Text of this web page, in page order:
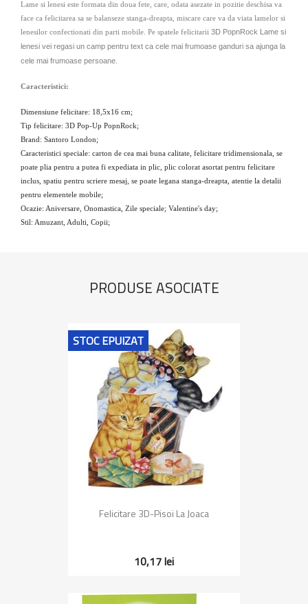
Lame si lenesi este formata din doua fete, care, odata asezate in pozitie deschisa va
face ca felicitarea sa se balanseze stanga-dreapta, miscare care va da viata lamelor si
lenesilor confectionati din parti mobile. Pe spatele felicitarii 3D PopnRock Lame si
lenesi vei regasi un camp pentru text ca cele mai frumoase ganduri sa ajunga la
cele mai frumoase persoane.
Caracteristici:
Dimensiune felicitare: 18,5x16 cm;
Tip felicitare: 3D Pop-Up PopnRock;
Brand: Santoro London;
Caracteristici speciale: carton de cea mai buna calitate, felicitare tridimensionala, se
poate plia pentru a putea fi expediata in plic, plic colorat asortat pentru felicitare
inclus, spatiu pentru scriere mesaj, se poate legana stanga-dreapta, atentie la detalii
pentru elementele mobile;
Ocazie: Aniversare, Onomastica, Zile speciale; Valentine's day;
Stil: Amuzant, Adulti, Copii;
PRODUSE ASOCIATE
Felicitare 3D-Pisoi La Joaca
10,17 lei
STOC EPUIZAT